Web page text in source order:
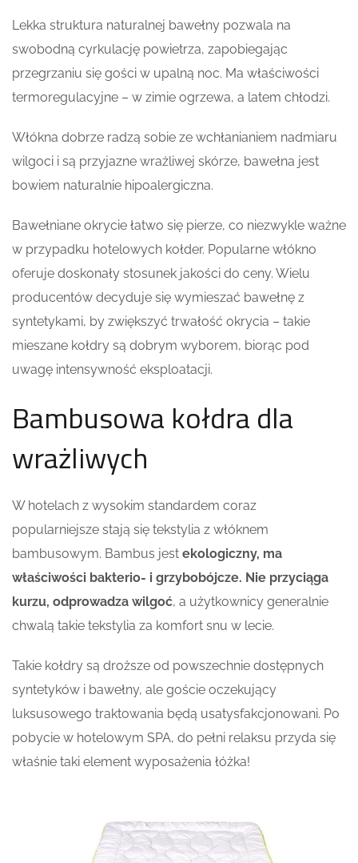
Lekka struktura naturalnej bawełny pozwala na
swobodną cyrkulację powietrza, zapobiegając
przegrzaniu się gości w upalną noc. Ma właściwości
termoregulacyjne – w zimie ogrzewa, a latem chłodzi.
Włókna dobrze radzą sobie ze wchłanianiem nadmiaru
wilgoci i są przyjazne wrażliwej skórze, bawełna jest
bowiem naturalnie hipoalergiczna.
Bawełniane okrycie łatwo się pierze, co niezwykle ważne
w przypadku hotelowych kołder. Popularne włókno
oferuje doskonały stosunek jakości do ceny. Wielu
producentów decyduje się wymieszać bawełnę z
syntetykami, by zwiększyć trwałość okrycia – takie
mieszane kołdry są dobrym wyborem, biorąc pod
uwagę intensywność eksploatacji.
Bambusowa kołdra dla
wrażliwych
W hotelach z wysokim standardem coraz
popularniejsze stają się tekstylia z włóknem
bambusowym. Bambus jest ekologiczny, ma
właściwości bakterio- i grzybobójcze. Nie przyciąga
kurzu, odprowadza wilgoć, a użytkownicy generalnie
chwalą takie tekstylia za komfort snu w lecie.
Takie kołdry są droższe od powszechnie dostępnych
syntetyków i bawełny, ale goście oczekujący
luksusowego traktowania będą usatysfakcjonowani. Po
pobycie w hotelowym SPA, do pełni relaksu przyda się
właśnie taki element wyposażenia łóżka!